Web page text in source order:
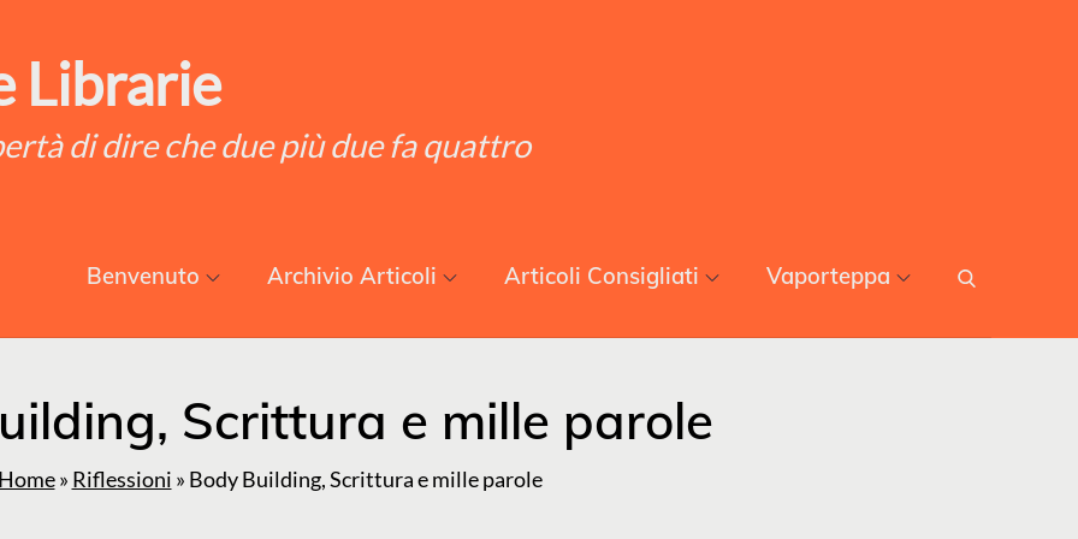
Librarie
di dire che due più due fa quattro
Benvenuto Archivio Articoli Articoli Consigliati Vaporteppa
Scrittura e mille parole
Home» Riflessioni » Body Building, Scrittura e mille parole